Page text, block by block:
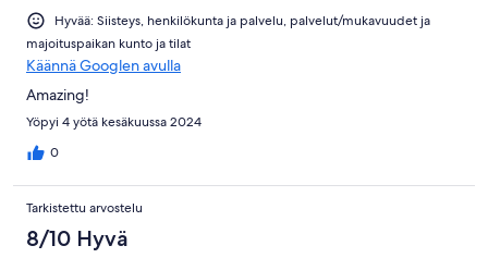
Hyvää: Siisteys, henkilökunta ja palvelu, palvelut/mukavuudet ja
majoituspaikan kunto ja tilat
Käännä Googlen avulla
Amazing!
Yöpyi 4 yötä kesäkuussa 2024
0
Tarkistettu arvostelu
8/10 Hyvä